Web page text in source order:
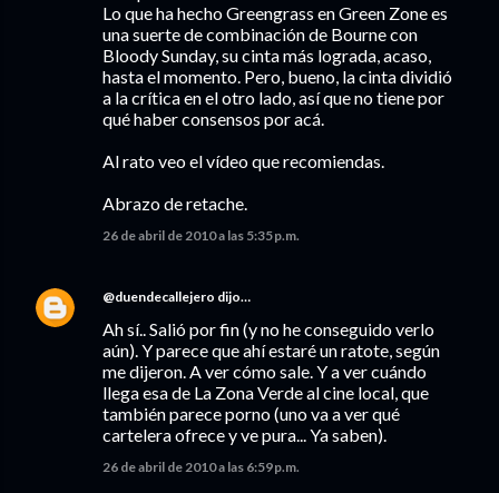
Lo que ha hecho Greengrass en Green Zone es
una suerte de combinación de Bourne con
Bloody Sunday, su cinta más lograda, acaso,
hasta el momento. Pero, bueno, la cinta dividió
a la crítica en el otro lado, así que no tiene por
qué haber consensos por acá.
Al rato veo el vídeo que recomiendas.
Abrazo de retache.
26 de abril de 2010 a las 5:35 p.m.
@duendecallejero dijo…
Ah sí.. Salió por fin (y no he conseguido verlo
aún). Y parece que ahí estaré un ratote, según
me dijeron. A ver cómo sale. Y a ver cuándo
llega esa de La Zona Verde al cine local, que
también parece porno (uno va a ver qué
cartelera ofrece y ve pura... Ya saben).
26 de abril de 2010 a las 6:59 p.m.